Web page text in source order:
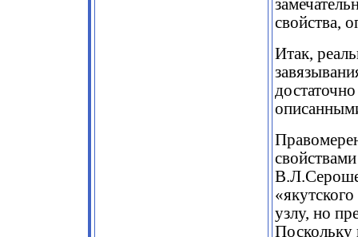
свойства,
Итак,
узлу, но
Поскольку